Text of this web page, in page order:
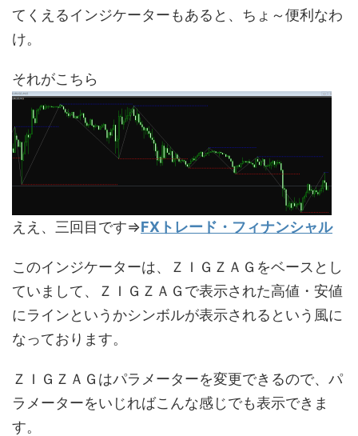
てくえるインジケーターもあると、ちょ～便利なわ
け。
それがこちら
ええ、三回目です⇒FXトレード・フィナンシャル
このインジケーターは、ＺＩＧＺＡＧをベースとし
ていまして、ＺＩＧＺＡＧで表示された高値・安値
にラインというかシンボルが表示されるという風に
なっております。
ＺＩＧＺＡＧはパラメーターを変更できるので、パ
ラメーターをいじればこんな感じでも表示できま
す。